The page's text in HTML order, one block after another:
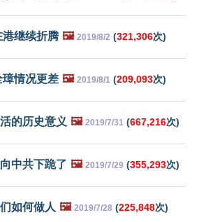
继续折腾 🖼️ 2019/8/2 (321,306次)
情况更差 🖼️ 2019/8/1 (209,093次)
的历史意义 🖼️ 2019/7/31 (667,216次)
中共下跪了 🖼️ 2019/7/29 (355,293次)
如何做人 🖼️ 2019/7/28 (225,848次)